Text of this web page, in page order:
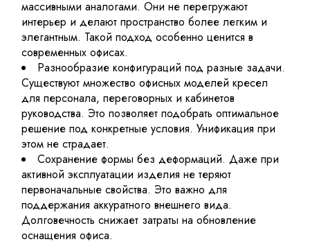
массивными аналогами. Они не перегружают
интерьер и делают пространство более легким и
элегантным. Такой подход особенно ценится в
современных офисах.
Разнообразие конфигураций под разные задачи.
Существуют множество офисных моделей кресел
для персонала, переговорных и кабинетов
руководства. Это позволяет подобрать оптимальное
решение под конкретные условия. Унификация при
этом не страдает.
Сохранение формы без деформаций. Даже при
активной эксплуатации изделия не теряют
первоначальные свойства. Это важно для
поддержания аккуратного внешнего вида.
Долговечность снижает затраты на обновление
оснащения офиса.